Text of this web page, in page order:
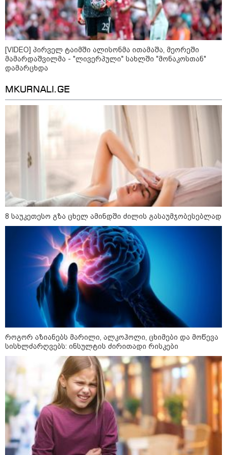
16:33 / 08-08-2026
"გიორგი ბარამიძემ რაღაც
არასწორად ჩამოაყალიბა,
მაგრამ ნამდვილად არ
ეკუთვნის წიხლი ივანიშვილის
კატეგორიის ყველა სიახლე
კატეგორიები
10
აგვისტო
დღის ზოგადი
ასტროლოგიური
პროგნოზი
ეს დღე ხელსაყრელია ახალი კვირის დაგეგმვისა და
პრიორიტეტების განსაზღვრისთვის. გონება განსაკუთრებით
მკაფიოდ მუშაობს, რაც დაგეხმარებათ, რთულ ამოცანებს
მარტივი და პრაქტიკული გადაწყვეტა მოუძებნოთ. ეცადეთ,
[VIDEO] პირველ ტაიმში ალისონმა ითამაშა, მეორეში
მამარდაშვილმა - "ლივერპული" სახლში "მონაკოსთან"
დამარცხდა
MKURNALI.GE
8 საუკეთესო გზა ცხელ ამინდში ძილის გასაუმჯობესებლად
როგორ აზიანებს მარილი, ალკოჰოლი, ცხიმები და მოწევა
სისხლძარღვებს: ინსულტის ძირითადი რისკები